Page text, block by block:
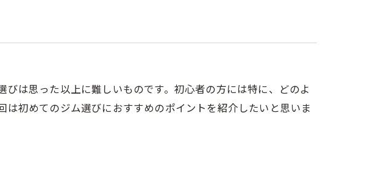
は思った以上に難しいものです。初心者の方には特に、どのよ
初めてのジム選びにおすすめのポイントを紹介したいと思いま